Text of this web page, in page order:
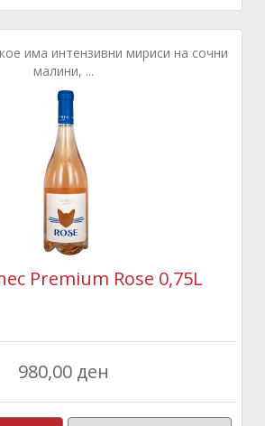
има интензивни мириси на сочни
малини, ...
Premium Rose 0,75L
980,00 ден